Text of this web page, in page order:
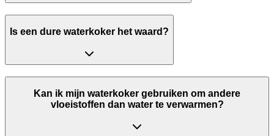
Is een dure waterkoker het waard?
Kan ik mijn waterkoker gebruiken om andere
vloeistoffen dan water te verwarmen?